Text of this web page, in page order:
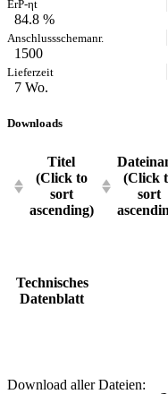
84.8 %
1500
7 Wo.
Downloads
Titel
(Click to
sort
ascending)
(Click
sort
Technisches
Datenblatt
Download aller Dateien: